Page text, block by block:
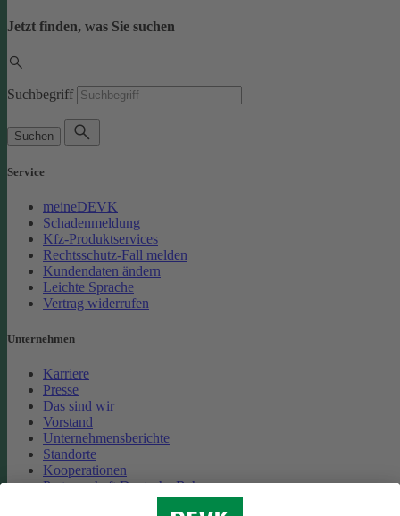
Jetzt finden, was Sie suchen
Suchbegriff
Suchen
Service
meineDEVK
Schadenmeldung
Kfz-Produktservices
Rechtsschutz-Fall melden
Kundendaten ändern
Leichte Sprache
Vertrag widerrufen
Unternehmen
Karriere
Presse
Das sind wir
Vorstand
Unternehmensberichte
Standorte
Kooperationen
Partnerschaft Deutsche Bahn